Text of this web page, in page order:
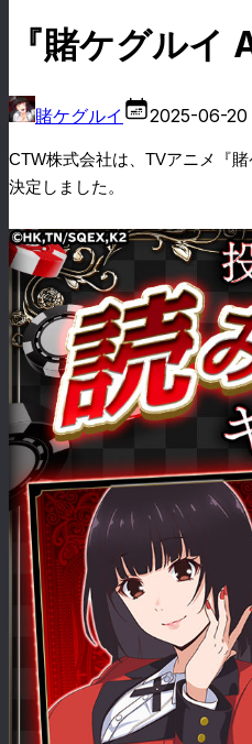
『賭ケグルイ
賭ケグルイ 2025-06-20
CTW株式会社は、 TVアニメ『
決定しました。